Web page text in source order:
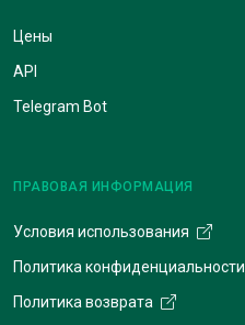
Цены
API
Telegram Bot
ПРАВОВАЯ ИНФОРМАЦИЯ
Условия использования
Политика конфиденциальности
Политика возврата